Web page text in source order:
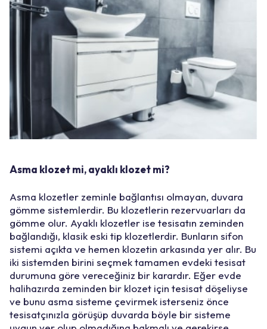
Asma klozet mi, ayaklı klozet mi?
Asma klozetler zeminle bağlantısı olmayan, duvara
gömme sistemlerdir. Bu klozetlerin rezervuarları da
gömme olur. Ayaklı klozetler ise tesisatın zeminden
bağlandığı, klasik eski tip klozetlerdir. Bunların sifon
sistemi açıkta ve hemen klozetin arkasında yer alır. Bu
iki sistemden birini seçmek tamamen evdeki tesisat
durumuna göre vereceğiniz bir karardır. Eğer evde
halihazırda zeminden bir klozet için tesisat döşeliyse
ve bunu asma sisteme çevirmek isterseniz önce
tesisatçınızla görüşüp duvarda böyle bir sisteme